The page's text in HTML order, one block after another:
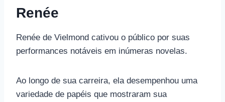
Renée
Renée de Vielmond cativou o público por suas
performances notáveis ​​em inúmeras novelas.
Ao longo de sua carreira, ela desempenhou uma
variedade de papéis que mostraram sua